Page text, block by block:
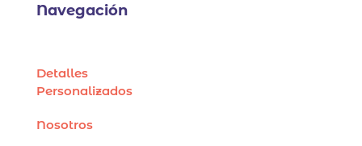
Navegación
Detalles
Personalizados
Nosotros